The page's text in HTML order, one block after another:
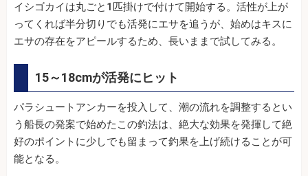
イシゴカイは丸ごと1匹掛けで付けて開始する。活性が上が
ってくれば半分切りでも活発にエサを追うが、始めはキスに
エサの存在をアピールするため、長いままで試してみる。
15～18cmが活発にヒット
パラシュートアンカーを投入して、潮の流れを調整するとい
う船長の発案で始めたこの釣法は、絶大な効果を発揮して絶
好のポイントに少しでも留まって釣果を上げ続けることが可
能となる。